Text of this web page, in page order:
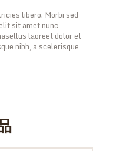
libero. Morbi sed
sit amet nunc
laoreet dolor et
nibh, a scelerisque